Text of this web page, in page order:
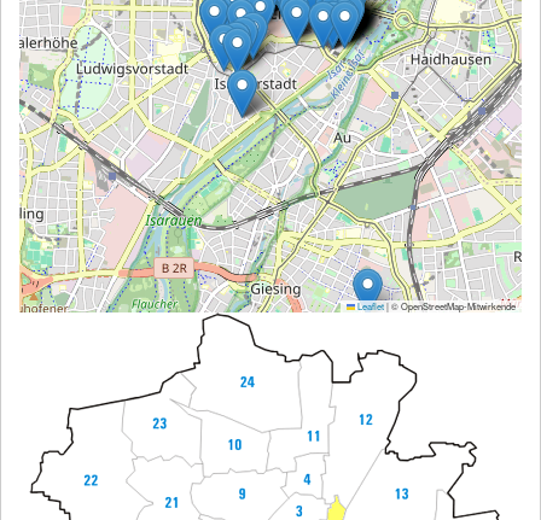
Leaflet|© OpenStreetMap-Mitwirkende